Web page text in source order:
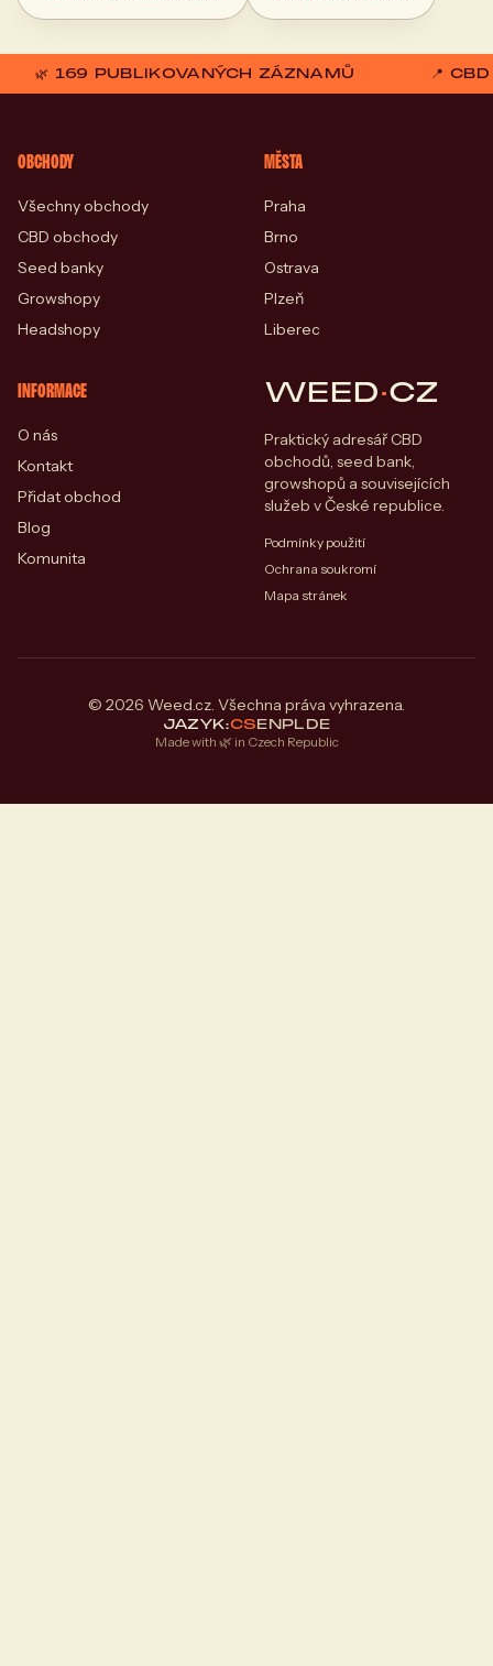
🌿 169 PUBLIKOVANÝCH ZÁZNAMŮ 📍
OBCHODY
Všechny obchody
CBD obchody
Seed banky
Growshopy
Headshopy
MĚSTA
Praha
Brno
Ostrava
Plzeň
Liberec
INFORMACE
O nás
Kontakt
Přidat obchod
Blog
Komunita
WEED·CZ
Praktický adresář CBD
obchodů, seed bank,
growshopů a souvisejících
služeb v České republice.
Podmínky použití
Ochrana soukromí
Mapa stránek
© 2026 Weed.cz. Všechna práva vyhrazena.
JAZYK:CSENPLDE
Made with 🌿 in Czech Republic